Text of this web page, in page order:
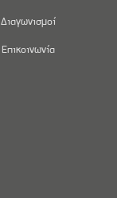
Διαγωνισμοί
Επικοινωνία